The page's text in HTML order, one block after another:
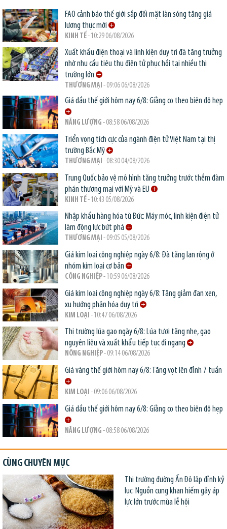
FAO cảnh báo thế giới sắp đối mặt làn sóng tăng giá
lương thực mới
KINH TẾ- 10:29 06/08/2026
Xuất khẩu điện thoại và linh kiện duy trì đà tăng trưởng
nhờ nhu cầu tiêu thụ điện tử phục hồi tại nhiều thị
trường lớn
THƯƠNG MẠI - 09:06 06/08/2026
Giá dầu thế giới hôm nay 6/8: Giằng co theo biên độ hẹp
NĂNG LƯỢNG - 08:58 06/08/2026
Triển vọng tích cực của ngành điện tử Việt Nam tại thị
trường Bắc Mỹ
THƯƠNG MẠI - 08:30 04/08/2026
Trung Quốc bảo vệ mô hình tăng trưởng trước thềm đàm
phán thương mại với Mỹ và EU
KINH TẾ- 10:43 05/08/2026
Nhập khẩu hàng hóa từ Đức: Máy móc, linh kiện điện tử
làm động lực bứt phá
THƯƠNG MẠI - 09:05 05/08/2026
Giá kim loại công nghiệp ngày 6/8: Đà tăng lan rộng ở
nhóm kim loại cơ bản
CÔNG NGHIỆP- 10:59 06/08/2026
Giá kim loại công nghiệp ngày 6/8: Tăng giảm đan xen,
xu hướng phân hóa duy trì
KIM LOẠI - 10:47 06/08/2026
Thị trường lúa gạo ngày 6/8: Lúa tươi tăng nhẹ, gạo
nguyên liệu và xuất khẩu tiếp tục đi ngang
NÔNG NGHIỆP- 09:14 06/08/2026
Giá vàng thế giới hôm nay 6/8: Tăng vọt lên đỉnh 7 tuần
KIM LOẠI - 09:06 06/08/2026
Giá dầu thế giới hôm nay 6/8: Giằng co theo biên độ hẹp
NĂNG LƯỢNG - 08:58 06/08/2026
CÙNG CHUYÊN MỤC
Thị trường đường Ấn Độ lập đỉnh kỷ
lục: Nguồn cung khan hiếm gây áp
lực lớn trước mùa lễ hội